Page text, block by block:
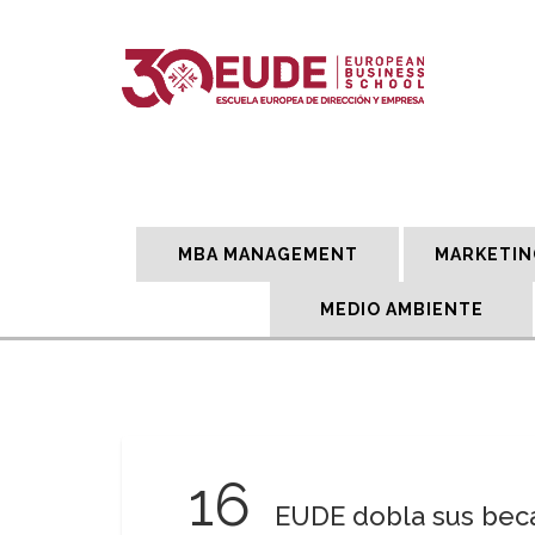
MBA MANAGEMENT
MEDIO AMBIENTE
16
EUDE dobla sus